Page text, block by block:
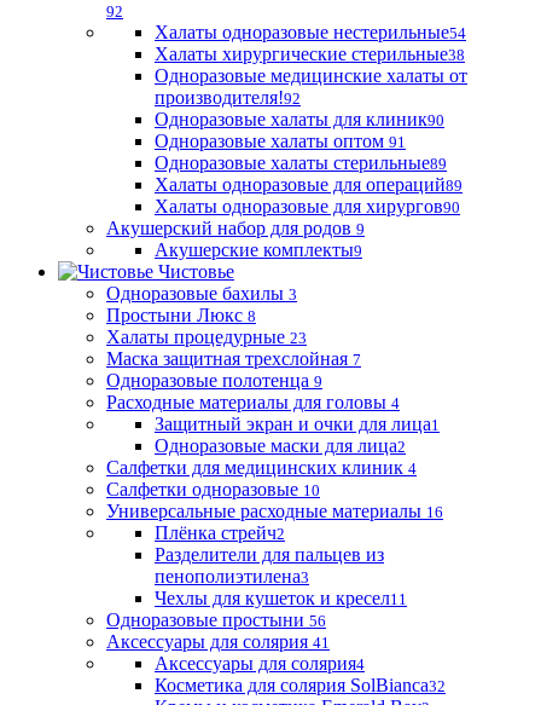
92
Халаты одноразовые нестерильные54
Халаты хирургические стерильные38
Одноразовые медицинские халаты от
производителя!92
Одноразовые халаты для клиник90
Одноразовые халаты оптом 91
Одноразовые халаты стерильные89
Халаты одноразовые для операций89
Халаты одноразовые для хирургов90
Акушерский набор для родов 9
Акушерские комплекты9
Чистовье
Одноразовые бахилы 3
Простыни Люкс 8
Халаты процедурные 23
Маска защитная трехслойная 7
Одноразовые полотенца 9
Расходные материалы для головы 4
Защитный экран и очки для лица1
Одноразовые маски для лица2
Салфетки для медицинских клиник 4
Салфетки одноразовые 10
Универсальные расходные материалы 16
Плёнка стрейч2
Разделители для пальцев из
пенополиэтилена3
Чехлы для кушеток и кресел11
Одноразовые простыни 56
Аксессуары для солярия 41
Аксессуары для солярия4
Косметика для солярия SolBianca32